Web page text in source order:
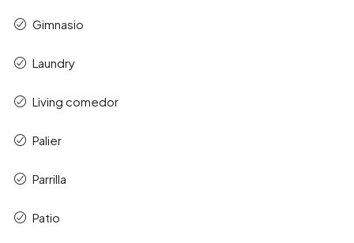
Gimnasio
Laundry
Living comedor
Palier
Parrilla
Patio